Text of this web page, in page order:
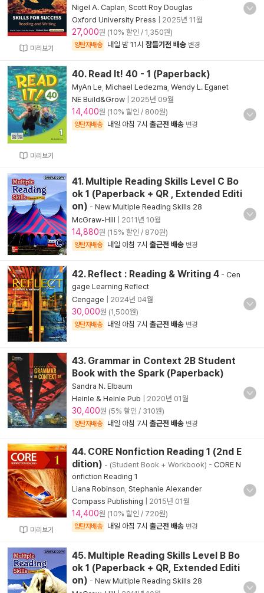
미리보기
Nigel A. Caplan Scott Roy Douglas
Oxford University Press
2025년 11월
27,000원 (10% 할인 / 1,350원)
양탄자배송 내일 밤 11시 잠들기전 배송 변경
미리보기
40. Read It! 40 - 1 (Paperback)
MyAn Le Michael Ledezma Wendy L. Eganet
NE Build&Grow
2025년 09월
14,400원 (10% 할인 / 800원)
양탄자배송 내일 아침 7시 출근전 배송 변경
41. Multiple Reading Skills Level C Bo
ok 1 (Paperback + QR , Extended Editi
on) - New Multiple Reading Skills 28
McGraw-Hill
2011년 10월
14,880원 (15% 할인 / 870원)
양탄자배송 내일 아침 7시 출근전 배송 변경
42. Reflect : Reading & Writing 4 - Cen
gage Learning Reflect
Cengage
2024년 04월
30,000원 (1,500원)
양탄자배송 내일 아침 7시 출근전 배송 변경
43. Grammar in Context 2B Student
Book with the Spark (Paperback)
Sandra N. Elbaum
Heinle & Heinle Pub
2020년 01월
30,400원 (5% 할인 / 310원)
양탄자배송 내일 아침 7시 출근전 배송 변경
미리보기
44. CORE Nonfiction Reading 1 (2nd E
dition) - (Student Book + Workbook) - CORE N
onfiction Reading 1
Liana Robinson Stephanie Alexander
Compass Publishing
2015년 01월
14,400원 (10% 할인 / 720원)
양탄자배송 내일 아침 7시 출근전 배송 변경
45. Multiple Reading Skills Level B Bo
ok 1 (Paperback + QR, Extended Editi
on) - New Multiple Reading Skills 28